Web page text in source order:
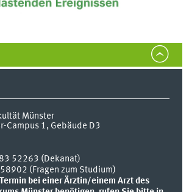
Münster
Campus 1, Gebäude D3
52263 (Dekanat)
(Fragen zum Studium)
bei einer Ärztin/einem Arzt des